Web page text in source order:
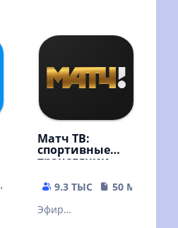
приложение на
территории РФ.
49.73 MB
Матч ТВ:
спортивные
трансляции
9.3 ТЫС
50 MB
Эфир